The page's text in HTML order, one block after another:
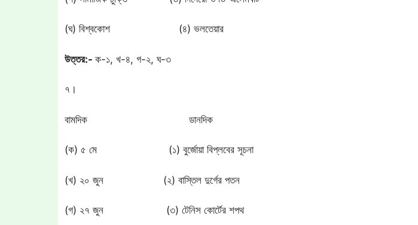
(ঘ) বিশ্বকোশ (৪) ভলতেয়ার
উত্তর:- ক-১, খ-৪, গ-২, ঘ-৩
৭।
বামদিক ডানদিক
(ক) ৫ মে (১) বুর্জোয়া বিপ্লবের সূচনা
(খ) ২০ জুন (২) বাস্তিল দুর্গের পতন
(গ) ২৭ জুন (৩) টেনিস কোর্টের শপথ